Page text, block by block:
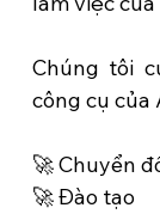
Chúng tôi
công cụ của
🚀 Chuyển
🚀 Đào tạo